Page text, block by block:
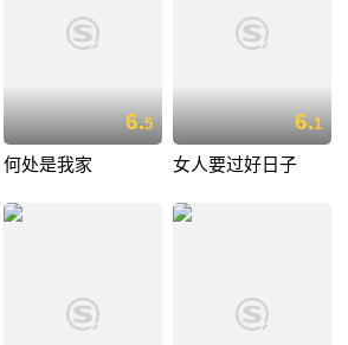
6.5
何处是我家
6.1
女人要过好日子